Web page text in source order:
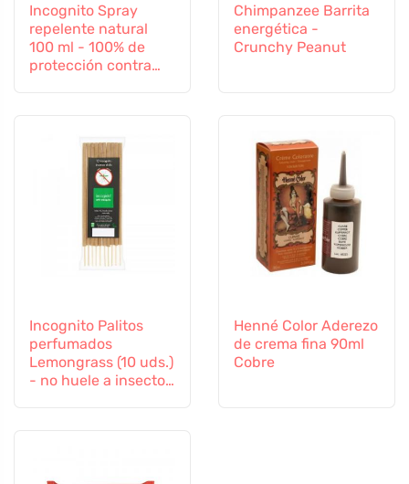
Incognito Spray
repelente natural
100 ml - 100% de
protección contra
Chimpanzee Barrita
energética -
Crunchy Peanut
Incognito Palitos
perfumados
Lemongrass (10 uds.)
- no huele a insectos
Henné Color Aderezo
de crema fina 90ml
Cobre